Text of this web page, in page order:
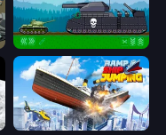
Tanks 2D: Tank Wars
Ship Ramp Jumping